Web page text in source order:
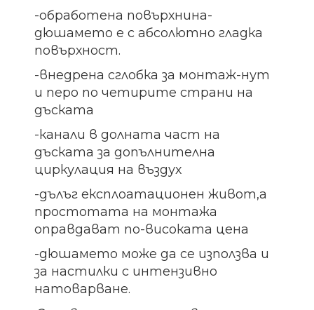
-обработена повърхнина-
дюшамето е с абсолютно гладка
повърхност.
-внедрена сглобка за монтаж-нут
и перо по четирите страни на
дъската
-канали в долната част на
дъската за допълнителна
циркулация на въздух
-дълъг експлоатационен живот,а
простотата на монтажа
оправдават по-високата цена
-дюшамето може да се използва и
за настилки с интензивно
натоварване.